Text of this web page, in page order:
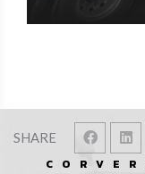
SHARE